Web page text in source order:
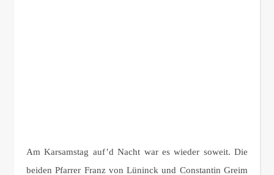
Am Karsamstag auf’d Nacht war es wieder soweit. Die
beiden Pfarrer Franz von Lüninck und Constantin Greim